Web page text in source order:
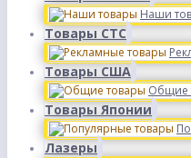
Наши
Товары СТС
Товары США
Общие
Товары Японии
Лазеры